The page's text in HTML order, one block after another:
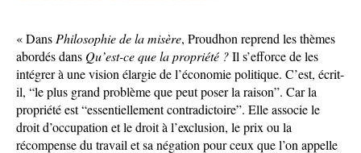
« Dans Philosophie de la misère, Proudhon reprend les thèmes
abordés dans Qu’est-ce que la propriété ?Il s’efforce de les
intégrer à une vision élargie de l’économie politique. C’est, écrit-
il, “le plus grand problème que peut poser la raison”. Car la
propriété est “essentiellement contradictoire”. Elle associe le
droit d’occupation et le droit à l’exclusion, le prix ou la
récompense du travail et sa négation pour ceux que l’on appelle